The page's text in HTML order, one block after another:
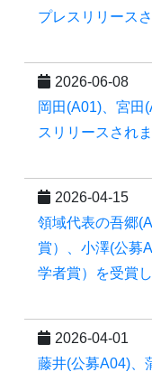
プレスリリース
2026-06-08
岡田(A01)、宮田
スリリースされ
2026-04-15
領域代表の吾郷
賞）、小澤(公募
学者賞）を受賞
2026-04-01
藤井(公募A04)、